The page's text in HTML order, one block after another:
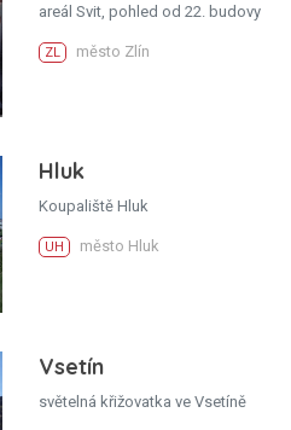
areál Svit, pohled od 22. budovy
ZL město Zlín
Hluk
Koupaliště Hluk
UH město Hluk
Vsetín
světelná křižovatka ve Vsetíně